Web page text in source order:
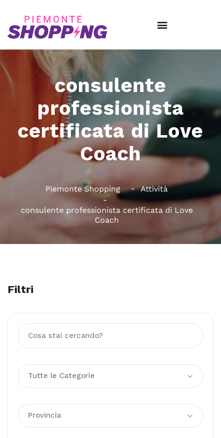
consulente
professionista
certificata di Love
Coach
Piemonte Shopping Attività
consulente professionista certificata di Love
Coach
Filtri
Tutte le Categorie
Provincia